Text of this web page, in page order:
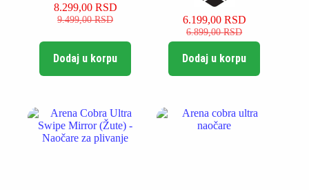
9.499,00RSD
Originalna
je
bila:
9.499,00 RSD.
8.299,00 RSD
Trenutna
je:
8.299,00 RSD.
Dodaj u korpu
6.899,00RSD
Originalna
cena
je
6.199,00 RSD
Trenutna
cena
je:
6.199,00 RSD.
Dodaj u korpu